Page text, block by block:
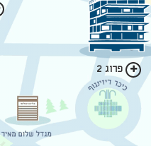
פרוג 2